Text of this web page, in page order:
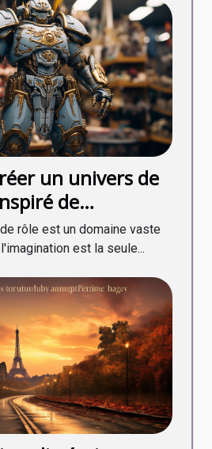
un univers de
de
avec un petit
rôle est un domaine vaste
est la seule...